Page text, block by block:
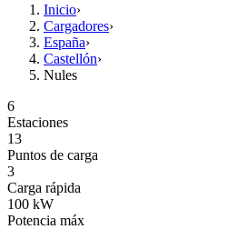
Inicio›
Cargadores›
España›
Castellón›
Nules
6
Estaciones
13
Puntos de carga
3
Carga rápida
100 kW
Potencia máx